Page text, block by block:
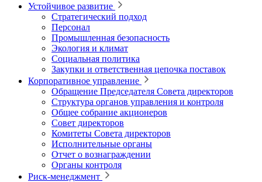
Устойчивое развитие
Стратегический подход
Персонал
Промышленная безопасность
Экология и климат
Социальная политика
Закупки и ответственная цепочка поставок
Корпоративное управление
Обращение Председателя Совета директоров
Структура органов управления и контроля
Общее собрание акционеров
Совет директоров
Комитеты Совета директоров
Исполнительные органы
Отчет о вознаграждении
Органы контроля
Риск-менеджмент